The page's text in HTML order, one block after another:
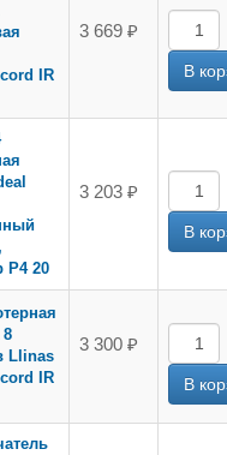
IR
3 669 ₽
Р4 20
3 203 ₽
8
Llinas
IR
3 300 ₽